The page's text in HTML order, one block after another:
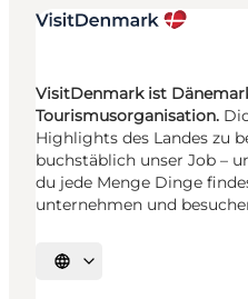
VisitDenmark ist
Tourismusorganisation.
Highlights des Landes zu
buchstäblich unser Job –
du jede Menge Dinge
unternehmen und
Sprache auswählen